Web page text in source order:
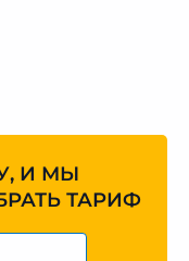
И МЫ
ТАРИФ